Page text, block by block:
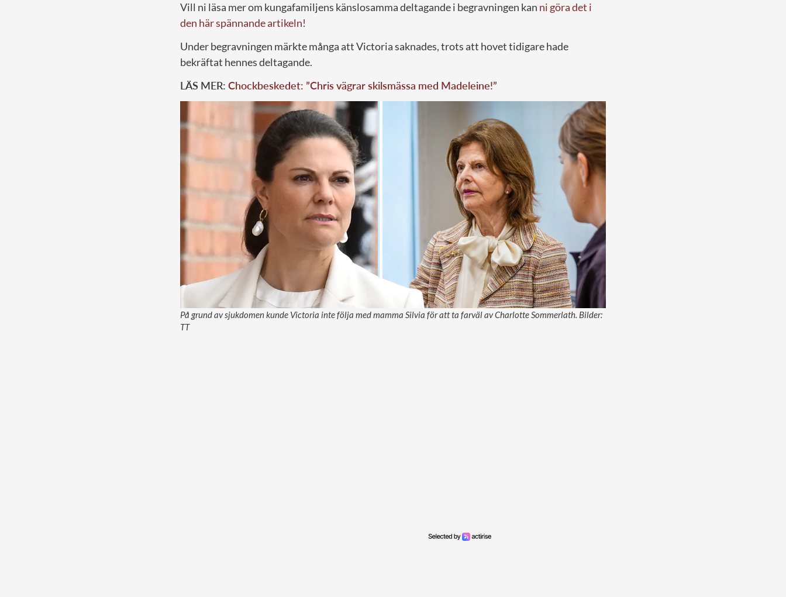
Vill ni läsa mer om kungafamiljens känslosamma deltagande i begravningen kan ni göra det i
den här spännande artikeln!
Under begravningen märkte många att Victoria saknades, trots att hovet tidigare hade
bekräftat hennes deltagande.
LÄS MER: Chockbeskedet: ”Chris vägrar skilsmässa med Madeleine!”
På grund av sjukdomen kunde Victoria inte följa med mamma Silvia för att ta farväl av Charlotte Sommerlath. Bilder:
TT